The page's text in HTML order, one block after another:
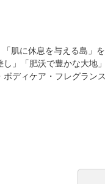
肌に休息を与える島」
」「肥沃で豊かな大地
ディケア・フレグラン